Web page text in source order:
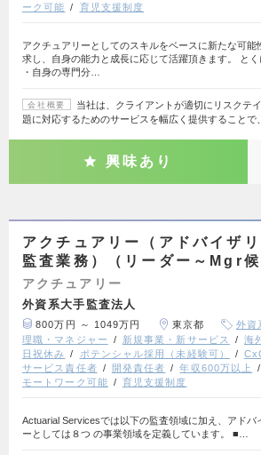
ーク可能
育児支援制度
アクチュアリーとしてのスキルをベースに新たな可能
求し、自身の能力と成長に応じて活躍頂きます。 とく
・自身の専門分…
会社概要
当社は、クライアントが適切にリスクテ
題に対応するためのサービスを幅広く提供することで
興味あり
アクチュアリー（アドバイザ
監査業務）（リーダー～Mgr候
アクチュアリー
外資系大手監査法人
800万円 ～ 1049万円 東京都 外資
理職・マネジャー
新規事業・新サービス 海
日祝休み
ポテンシャル採用（未経験可）
サービス責任者
開発責任者 年収600万以上
モートワーク可能
育児支援制度
Actuarial Servicesでは以下の監査領域に加え、アドバ
ーとしては８つ の事業領域を定義しています。 ■…